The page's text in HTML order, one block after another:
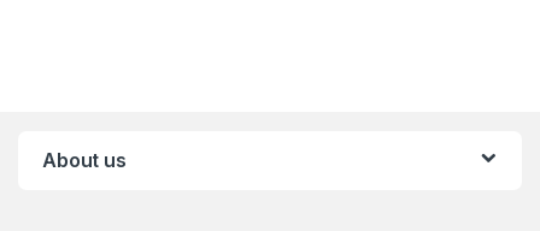
About us